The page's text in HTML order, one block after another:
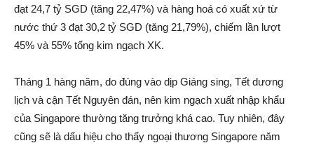
đạt 24,7 tỷ SGD (tăng 22,47%) và hàng hoá có xuất xứ từ
nước thứ 3 đạt 30,2 tỷ SGD (tăng 21,79%), chiếm lần lượt
45% và 55% tổng kim ngạch XK.
Tháng 1 hàng năm, do đúng vào dịp Giáng sing, Tết dương
lịch và cận Tết Nguyên đán, nên kim ngạch xuất nhập khẩu
của Singapore thường tăng trưởng khá cao. Tuy nhiên, đây
cũng sẽ là dấu hiệu cho thấy ngoại thương Singapore năm